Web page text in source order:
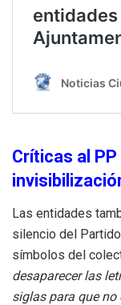
Críticas al
Las entidades
silencio del
símbolos del
desaparecer las
siglas para que no